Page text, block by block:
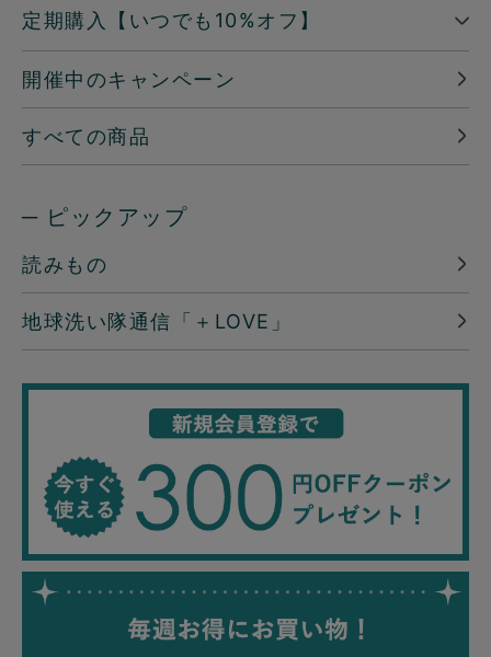
定期購入【いつでも10%オフ】
開催中のキャンペーン
すべての商品
─ ピックアップ
読みもの
地球洗い隊通信「＋LOVE」